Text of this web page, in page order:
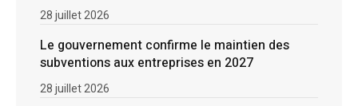
28 juillet 2026
Le gouvernement confirme le maintien des
subventions aux entreprises en 2027
28 juillet 2026